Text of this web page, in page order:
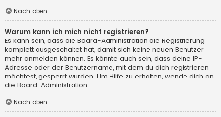
Nach oben
Warum kann ich mich nicht registrieren?
Es kann sein, dass die Board-Administration die Registrierung
komplett ausgeschaltet hat, damit sich keine neuen Benutzer
mehr anmelden können. Es könnte auch sein, dass deine IP-
Adresse oder der Benutzername, mit dem du dich registrieren
möchtest, gesperrt wurden. Um Hilfe zu erhalten, wende dich an
die Board-Administration.
Nach oben